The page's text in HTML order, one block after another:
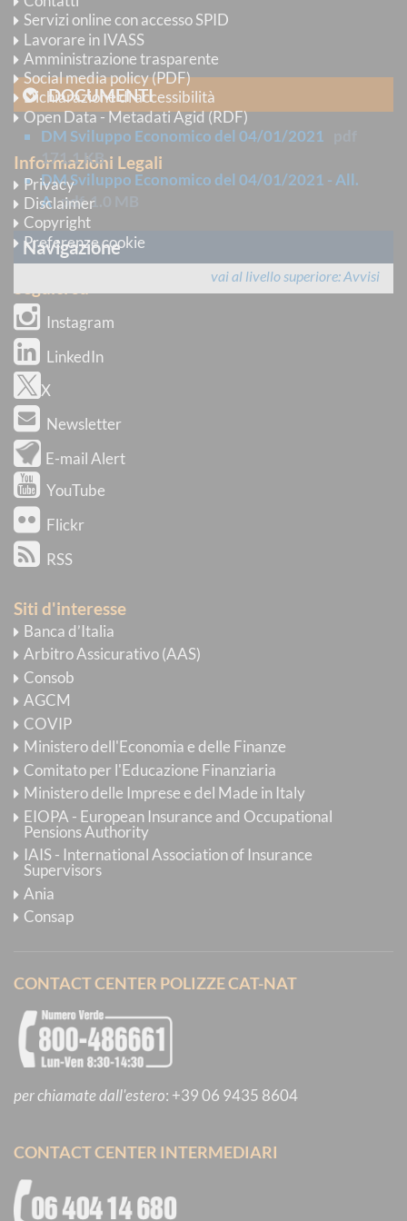
data
8 gennaio 2021
DOCUMENTI
DM Sviluppo Economico del 04/01/2021
171.1 KB
DM Sviluppo Economico del 04/01/2021 - All.
A pdf 1.0 MB
Navigazione
vai al livello superiore Avvisi
Servizi online con accesso SPID
Lavorare in IVASS
Amministrazione trasparente
Social media policy (PDF)
Dichiarazione di accessibilità
Open Data - Metadati Agid (RDF)
Informazioni Legali
Privacy
Disclaimer
Copyright
Preferenze cookie
Instagram
LinkedIn
X
Newsletter
E-mail Alert
YouTube
Flickr
RSS
Siti d'interesse
Banca d’Italia
Arbitro Assicurativo (AAS)
Consob
AGCM
COVIP
Ministero dell'Economia e delle Finanze
Comitato per l'Educazione Finanziaria
Ministero delle Imprese e del Made in Italy
EIOPA - European Insurance and Occupational
Pensions Authority
IAIS - International Association of Insurance
Supervisors
Ania
Consap
CONTACT CENTER POLIZZE CAT-NAT
per chiamate dall'estero: +39 06 9435 8604
CONTACT CENTER INTERMEDIARI